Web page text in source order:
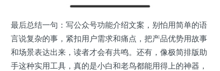
最后总结一句：写公众号功能介绍文案，别怕用简单的语
言说复杂的事，紧扣用户需求和痛点，把产品优势用故事
和场景表达出来，读者才会有共鸣。还有，像极简排版助
手这种实用工具，真的是小白和老鸟都能用得上的神器，